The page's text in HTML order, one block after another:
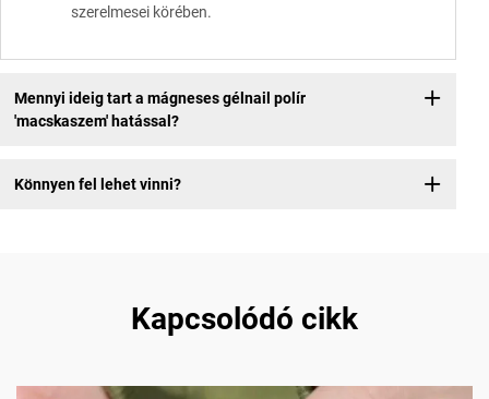
szerelmesei körében.
Mennyi ideig tart a mágneses gélnail polír
'macskaszem' hatással?
Könnyen fel lehet vinni?
Kapcsolódó cikk